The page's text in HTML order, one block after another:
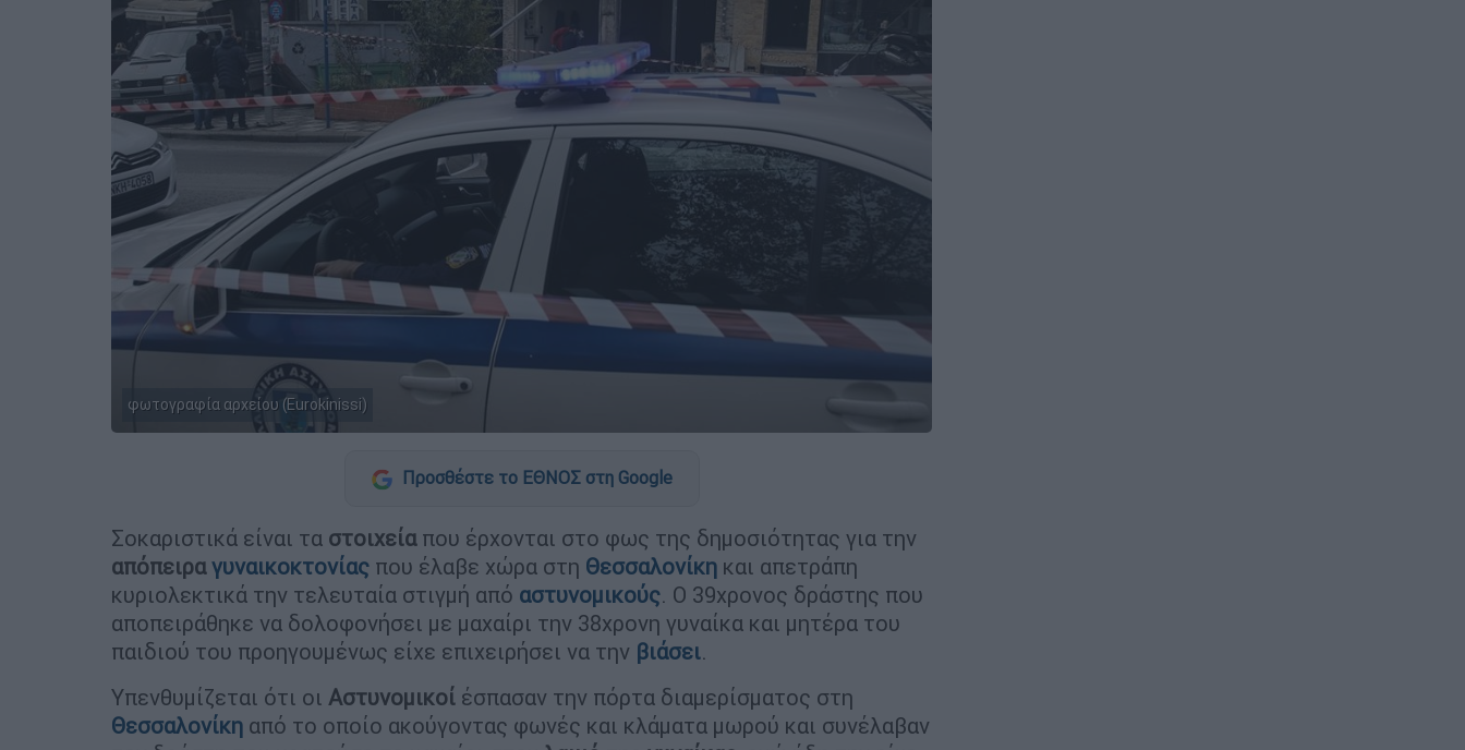
φωτογραφία αρχείου (Eurokinissi)
Προσθέστε το ΕΘΝΟΣ στη Google
Σοκαριστικά είναι τα στοιχείαπου έρχονται στο φως της δημοσιότητας για την
απόπειραγυναικοκτονίας που έλαβε χώρα στη Θεσσαλονίκη και απετράπη
κυριολεκτικά την τελευταία στιγμή από αστυνομικούς. Ο 39χρονος δράστης που
αποπειράθηκε να δολοφονήσει με μαχαίρι την 38χρονη γυναίκα και μητέρα του
παιδιού του προηγουμένως είχε επιχειρήσει να την βιάσει.
Υπενθυμίζεται ότι οι Αστυνομικοί έσπασαν την πόρτα διαμερίσματος στη
Θεσσαλονίκη από το οποίο ακούγοντας φωνές και κλάματα μωρού και συνέλαβαν